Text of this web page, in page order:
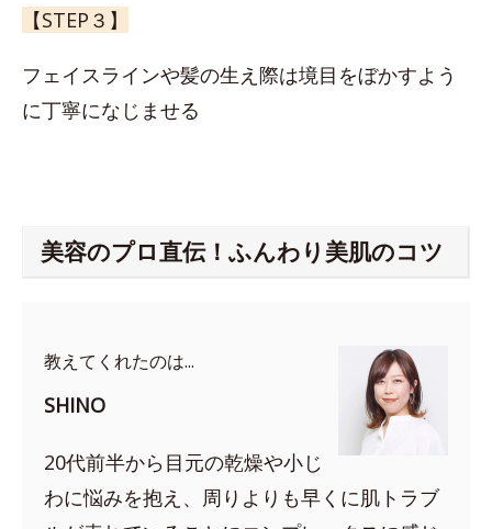
【STEP３】
フェイスラインや髪の生え際は境目をぼかすよう
に丁寧になじませる
美容のプロ直伝！ふんわり美肌のコツ
教えてくれたのは...
SHINO
20代前半から目元の乾燥や小じ
わに悩みを抱え、周りよりも早くに肌トラブ